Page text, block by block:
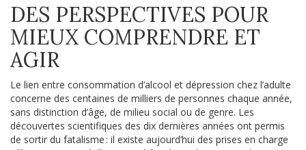
DES PERSPECTIVES POUR
MIEUX COMPRENDRE ET
AGIR
Le lien entre consommation d’alcool et dépression chez l’adulte
concerne des centaines de milliers de personnes chaque année,
sans distinction d’âge, de milieu social ou de genre. Les
découvertes scientifiques des dix dernières années ont permis
de sortir du fatalisme : il existe aujourd’hui des prises en charge